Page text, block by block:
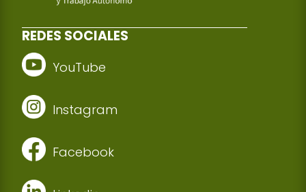
REDES SOCIALES
YouTube
Instagram
Facebook